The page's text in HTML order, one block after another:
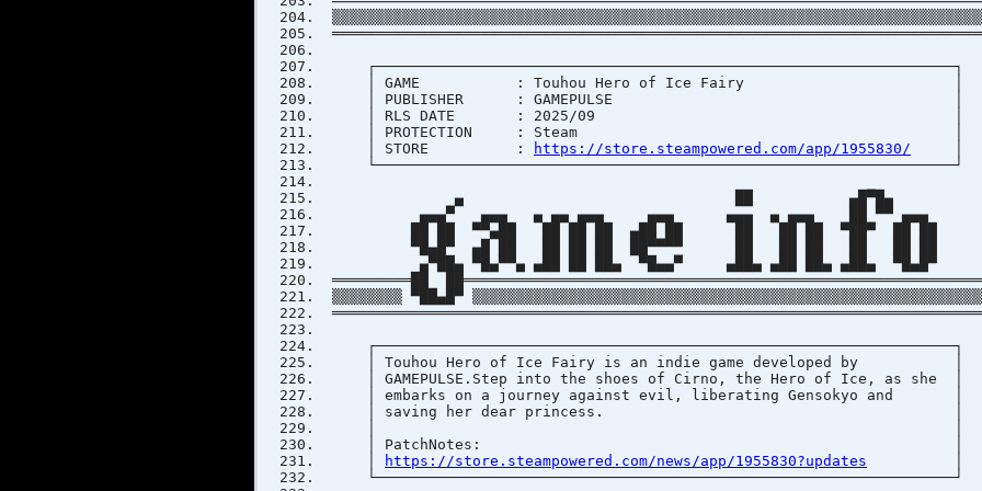
│ GAME : Touhou Hero of Ice Fairy
│ PUBLISHER : GAMEPULSE
│ RLS DATE : 2025/09
│ PROTECTION : Steam
│ STORE :
https://store.steampowered.com/app/1955830/
▄ ██
▄▄▄▀ ▄▄▄ ▄ ▄▄ ▄▄▄ ▄▄▄ ▄▄▄ ▄ ▄▄▄ ██ ▀▀
██ ██ ▀▀▄██ ██ ██ ██ ▄██ ██ ██ ██ ██ ▀██▀ ██
▀█▄█▀ ▄█ ██ ██ ██ ██ ██▀▀▀▀ ██ ██ ██ ██ ██
▄▀██▄ ▀█▄▀▀▄ ▄██ ██ ██▄ ▀█▄▄▀ ▄██▄ ▄██ ██▄ ▄██▄
═════════██
▒▒▒▒▒▒▒▒ ▀██▄█▀
│ Touhou Hero of Ice Fairy is an indie game developed
│ GAMEPULSE.Step into the shoes of Cirno, the Hero of Ice, as
│ embarks on a journey against evil, liberating Gensokyo
│ saving her dear princess.
│ PatchNotes:
https://store.steampowered.com/news/app/1955830?updates